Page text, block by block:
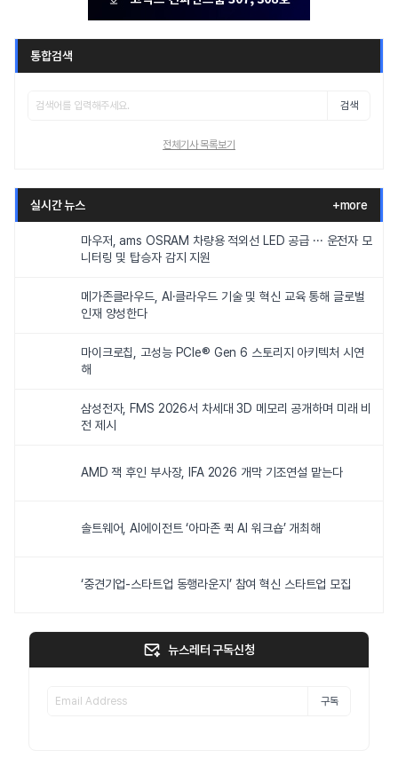
통합검색
검색
전체기사 목록보기
실시간 뉴스 +more
마우저, ams OSRAM 차량용 적외선 LED 공급 ··· 운전자 모
니터링 및 탑승자 감지 지원
메가존클라우드, AI·클라우드 기술 및 혁신 교육 통해 글로벌
인재 양성한다
마이크로칩, 고성능 PCIe® Gen 6 스토리지 아키텍처 시연
해
삼성전자, FMS 2026서 차세대 3D 메모리 공개하며 미래 비
전 제시
AMD 잭 후인 부사장, IFA 2026 개막 기조연설 맡는다
솔트웨어, AI에이전트 ‘아마존 퀵 AI 워크숍’ 개최해
‘중견기업-스타트업 동행라운지’ 참여 혁신 스타트업 모집
뉴스레터 구독신청
구독